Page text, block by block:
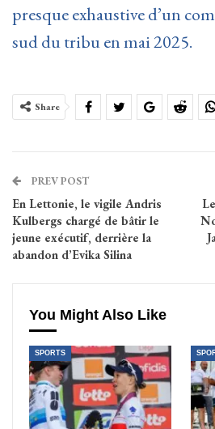
presque exhaustive d’un
sud du tribu en mai 2025.
Share
PREV POST
En Lettonie, le vigile Andris
Kulbergs chargé de bâtir le
jeune exécutif, derrière la
abandon d’Evika Silina
You Might Also Like
SPORTS